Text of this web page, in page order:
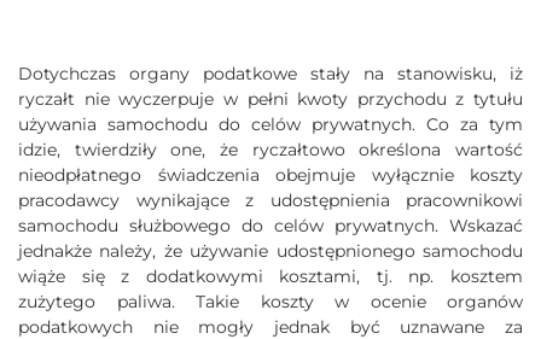
Dotychczas organy podatkowe stały na stanowisku, iż
ryczałt nie wyczerpuje w pełni kwoty przychodu z tytułu
używania samochodu do celów prywatnych. Co za tym
idzie, twierdziły one, że ryczałtowo określona wartość
nieodpłatnego świadczenia obejmuje wyłącznie koszty
pracodawcy wynikające z udostępnienia pracownikowi
samochodu służbowego do celów prywatnych. Wskazać
jednakże należy, że używanie udostępnionego samochodu
wiąże się z dodatkowymi kosztami, tj. np. kosztem
zużytego paliwa. Takie koszty w ocenie organów
podatkowych nie mogły jednak być uznawane za